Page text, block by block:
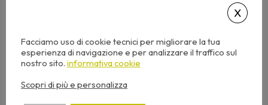
TUTTI I CORSI DI ARCHIFORMAZIONE PER 365
Facciamo uso di cookie tecnici per migliorare la tua
esperienza di navigazione e per analizzare il traffico sul
nostro sito. informativa cookie
Scopri di più e personalizza